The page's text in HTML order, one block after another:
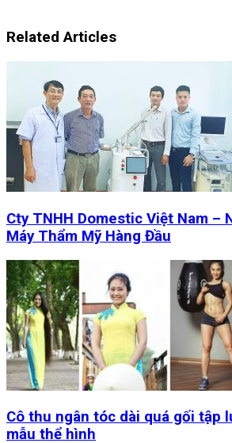
Related Articles
Cty TNHH Domestic Việt Nam –
Máy Thẩm Mỹ Hàng Đầu
Cô thu ngân tóc dài quá gối tập
mẫu thể hình